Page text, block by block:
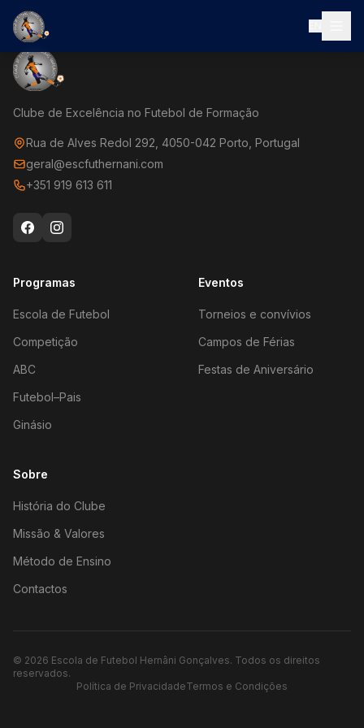
Clube de Excelência no Futebol de Formação
Rua de Alves Redol 292, 4050-042 Porto, Portugal
geral@escfuthernani.com
+351 919 613 611
Programas
Escola de Futebol
Competição
ABC
Futebol–Pais
Ginásio
Eventos
Torneios e convívios
Campos de Férias
Festas de Aniversário
Sobre
História do Clube
Missão & Valores
Método de Ensino
Contactos
© 2026 Escola de Futebol Hernâni Gonçalves. Todos os direitos
reservados.
Política de PrivacidadeTermos e Condições